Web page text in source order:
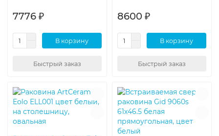
7776 ₽
В корзину
Быстрый заказ
8600 ₽
В корзину
Быстрый заказ